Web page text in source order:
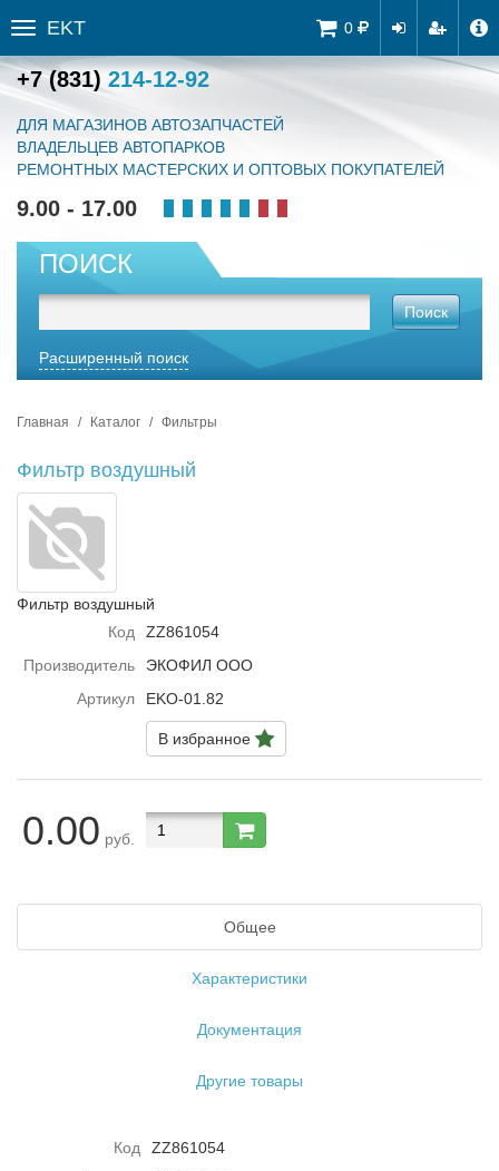
0
Toggle
sidebar
EKT
+7 (831) 214-12-92
ДЛЯ МАГАЗИНОВ АВТОЗАПЧАСТЕЙ
ВЛАДЕЛЬЦЕВ АВТОПАРКОВ
РЕМОНТНЫХ МАСТЕРСКИХ И ОПТОВЫХ ПОКУПАТЕЛЕЙ
9.00 - 17.00
ПОИСК
Поиск
Расширенный поиск
Главная Каталог Фильтры
Фильтр воздушный
Фильтр воздушный
Код
ZZ861054
Производитель
ЭКОФИЛ ООО
Артикул
EKO-01.82
В избранное
0.00 руб.
Общее
Характеристики
Документация
Другие товары
Код
ZZ861054